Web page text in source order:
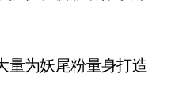
为妖尾粉量身打造